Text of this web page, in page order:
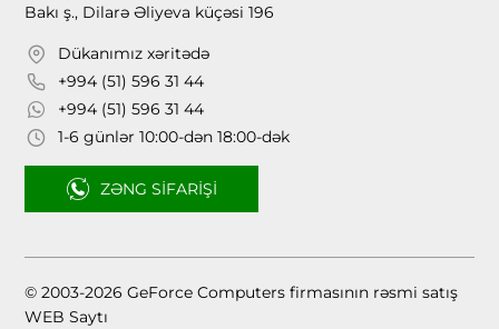
Bakı ş., Dilarə Əliyeva küçəsi 196
Dükanımız xəritədə
+994 (51) 596 31 44
+994 (51) 596 31 44
1-6 günlər 10:00-dən 18:00-dək
ZƏNG SIFARIŞI
© 2003-2026 GeForce Computers firmasının rəsmi satış
WEB Saytı